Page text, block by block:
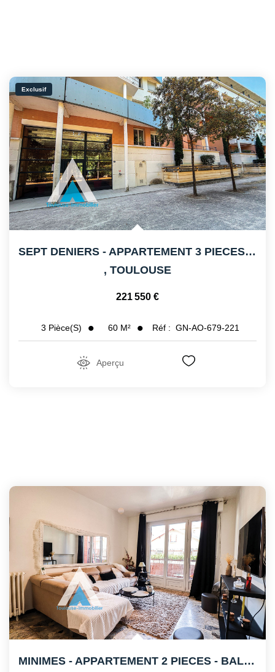
Exclusif
SEPT DENIERS - APPARTEMENT 3 PIECES - BALCON - PARKING
, TOULOUSE
221 550 €
3 Pièce(s) 60 M² Réf : GN-AO-679-221
Aperçu
MINIMES - APPARTEMENT 2 PIECES - BALCON - CAVE